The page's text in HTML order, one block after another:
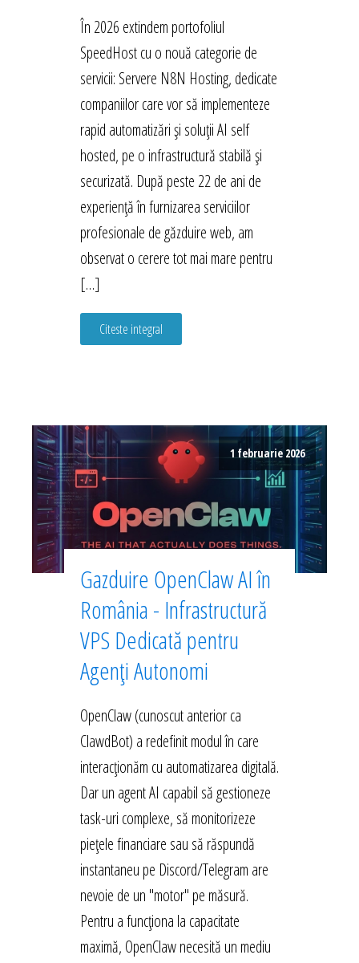
În 2026 extindem portofoliul
SpeedHost cu o nouă categorie de
servicii: Servere N8N Hosting, dedicate
companiilor care vor să implementeze
rapid automatizări și soluții AI self
hosted, pe o infrastructură stabilă și
securizată. După peste 22 de ani de
experiență în furnizarea serviciilor
profesionale de găzduire web, am
observat o cerere tot mai mare pentru
[…]
Citeste integral
1 februarie 2026
Gazduire OpenClaw AI în
România - Infrastructură
VPS Dedicată pentru
Agenți Autonomi
OpenClaw (cunoscut anterior ca
ClawdBot) a redefinit modul în care
interacționăm cu automatizarea digitală.
Dar un agent AI capabil să gestioneze
task-uri complexe, să monitorizeze
piețele financiare sau să răspundă
instantaneu pe Discord/Telegram are
nevoie de un "motor" pe măsură.
Pentru a funcționa la capacitate
maximă, OpenClaw necesită un mediu